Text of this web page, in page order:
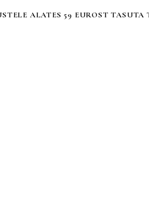
ALATES 59 EUROST TASUTA